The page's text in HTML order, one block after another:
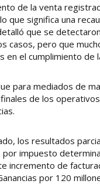
de la venta
que significa una
que se
casos, pero que
en el cumplimiento de
para mediados de
de los
los resultados
impuesto
incremento de
por 120